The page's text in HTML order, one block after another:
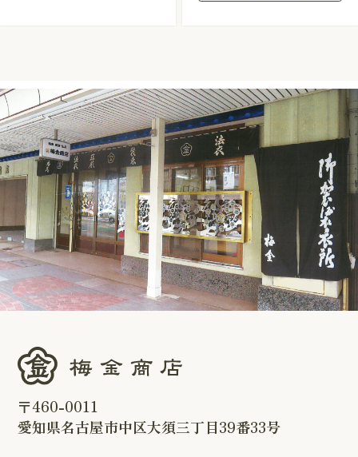
〒460-0011
愛知県名古屋市中区大須三丁目39番33号